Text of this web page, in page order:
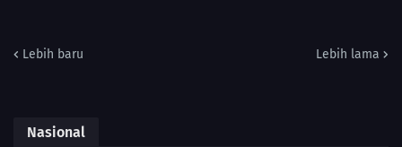
Lebih baru Lebih lama
Nasional